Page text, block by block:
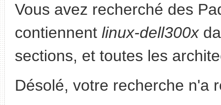
Vous avez recherché des
contiennent linux-dell300x
sections, et toutes les
Désolé, votre recherche n'a